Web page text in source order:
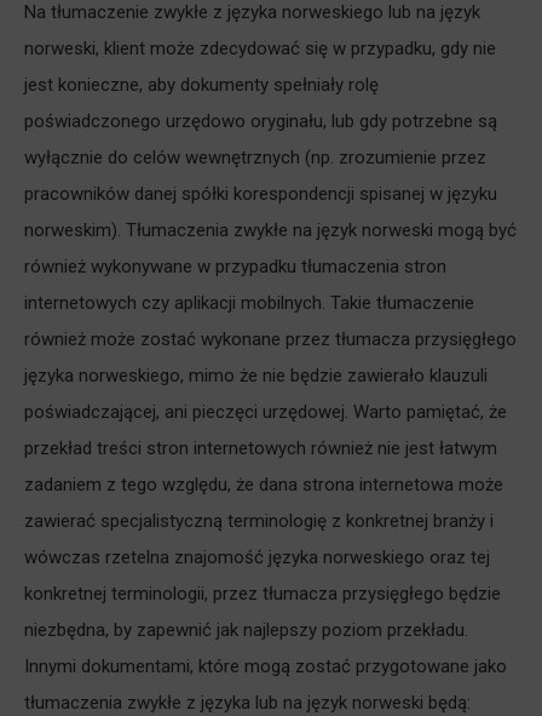
Na tłumaczenie zwykłe z języka norweskiego lub na język
norweski, klient może zdecydować się w przypadku, gdy nie
jest konieczne, aby dokumenty spełniały rolę
poświadczonego urzędowo oryginału, lub gdy potrzebne są
wyłącznie do celów wewnętrznych (np. zrozumienie przez
pracowników danej spółki korespondencji spisanej w języku
norweskim). Tłumaczenia zwykłe na język norweski mogą być
również wykonywane w przypadku tłumaczenia stron
internetowych czy aplikacji mobilnych. Takie tłumaczenie
również może zostać wykonane przez tłumacza przysięgłego
języka norweskiego, mimo że nie będzie zawierało klauzuli
poświadczającej, ani pieczęci urzędowej. Warto pamiętać, że
przekład treści stron internetowych również nie jest łatwym
zadaniem z tego względu, że dana strona internetowa może
zawierać specjalistyczną terminologię z konkretnej branży i
wówczas rzetelna znajomość języka norweskiego oraz tej
konkretnej terminologii, przez tłumacza przysięgłego będzie
niezbędna, by zapewnić jak najlepszy poziom przekładu.
Innymi dokumentami, które mogą zostać przygotowane jako
tłumaczenia zwykłe z języka lub na język norweski będą: